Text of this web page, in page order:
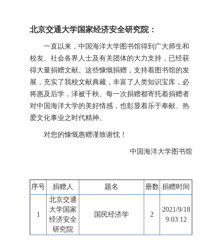
北京交通大学国家经济安全研究院：
一直以来，中国海洋大学图书馆得到广大师生和
校友、社会各界人士及有关团体的大力支持，已经获
得大量捐赠文献。这些慷慨捐赠，支持着图书馆的发
展，充实了我校文献典藏，丰富了人类知识宝库，必
将惠及后学，泽被千秋。每一次捐赠都寄托着捐赠者
对中国海洋大学的美好情感，也彰显着乐于奉献、热
爱文化事业之时代精神。
对您的慷慨惠赠谨致谢忱！
中国海洋大学图书馆
序号 捐赠人 题名 册数 捐赠时间
1
北京交通
大学国家
经济安全
研究院
国民经济学 2
2021/9/18
9:03:12